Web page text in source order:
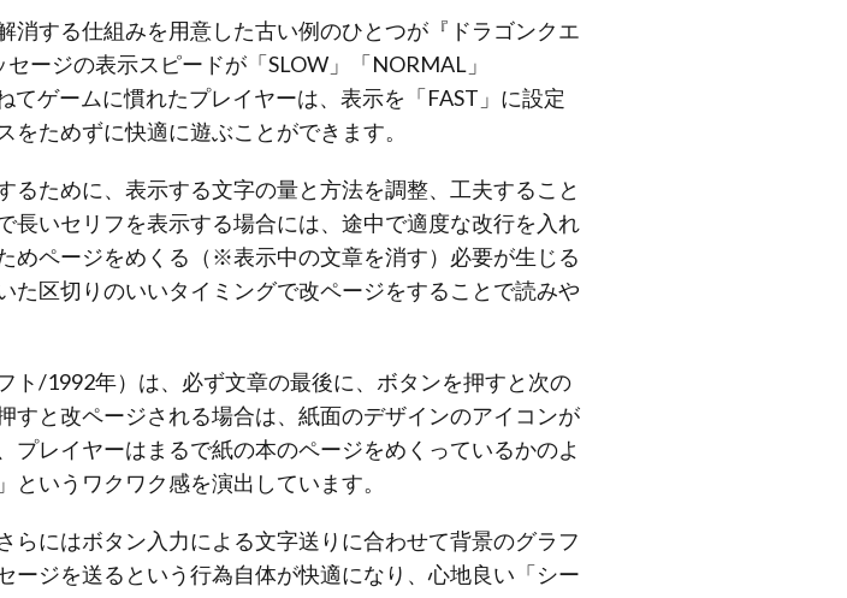
消する仕組みを用意した古い例のひとつが『ドラゴンクエ
ージの表示スピードが「SLOW」「NORMAL」
てゲームに慣れたプレイヤーは、表示を「FAST」に設定
ためずに快適に遊ぶことができます。
ために、表示する文字の量と方法を調整、工夫すること
長いセリフを表示する場合には、途中で適度な改行を入れ
めページをめくる（※表示中の文章を消す）必要が生じる
区切りのいいタイミングで改ページをすることで読みや
ト/1992年）は、必ず文章の最後に、ボタンを押すと次の
と改ページされる場合は、紙面のデザインのアイコンが
レイヤーはまるで紙の本のページをめくっているかのよ
いうワクワク感を演出しています。
にはボタン入力による文字送りに合わせて背景のグラフ
ージを送るという行為自体が快適になり、心地良い「シー